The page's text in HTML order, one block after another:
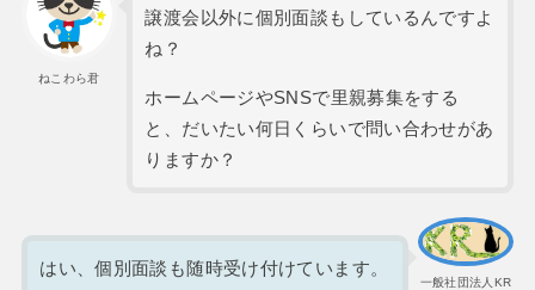
ねこわら君
譲渡会以外に個別面談もしているんですよ
ね？
ホームページやSNSで里親募集をする
と、だいたい何日くらいで問い合わせがあ
りますか？
一般社団法人KR
はい、個別面談も随時受け付けています。